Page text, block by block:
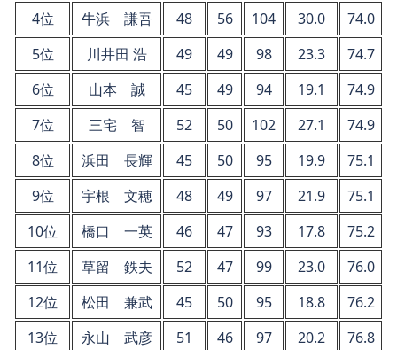
4位
牛浜 謙吾 48 56 104 30.0
74.0
5位
川井田 浩 49 49 98 23.3
74.7
6位
山本 誠 45 49 94 19.1
74.9
7位
三宅 智 52 50 102 27.1
74.9
8位
浜田 長輝 45 50 95 19.9
75.1
9位
宇根 文穂 48 49 97 21.9
75.1
10位
橋口 一英 46 47 93 17.8
75.2
11位
草留 鉄夫 52 47 99 23.0
76.0
12位
松田 兼武 45 50 95 18.8
76.2
13位
永山 武彦 51 46 97 20.2
76.8